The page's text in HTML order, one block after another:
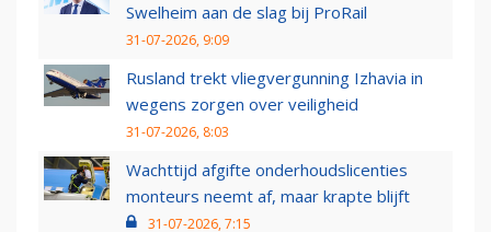
Swelheim aan de slag bij ProRail
31-07-2026, 9:09
Rusland trekt vliegvergunning Izhavia in
wegens zorgen over veiligheid
31-07-2026, 8:03
Wachttijd afgifte onderhoudslicenties
monteurs neemt af, maar krapte blijft
31-07-2026, 7:15